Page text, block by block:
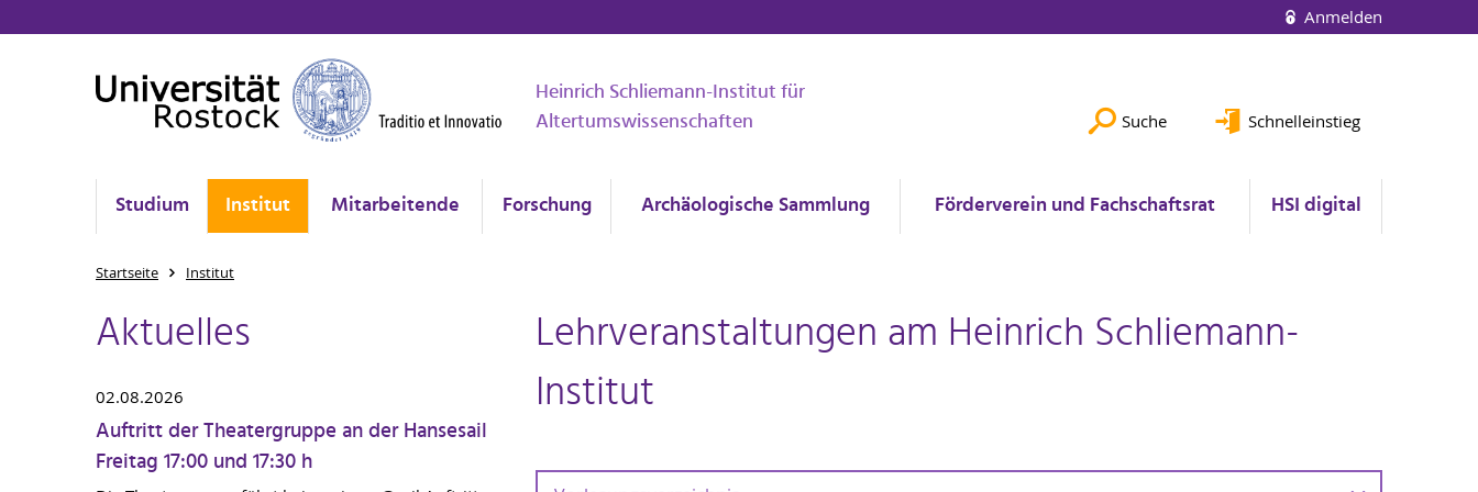
Anmelden
Heinrich Schliemann-Institut für
Altertumswissenschaften
Suche Schnelleinstieg
Studium Institut Mitarbeitende Forschung Archäologische Sammlung Förderverein und Fachschaftsrat HSI digital
Startseite Institut
Aktuelles
02.08.2026
Auftritt der Theatergruppe an der Hansesail
Freitag 17:00 und 17:30 h
Lehrveranstaltungen am Heinrich Schliemann-
Institut